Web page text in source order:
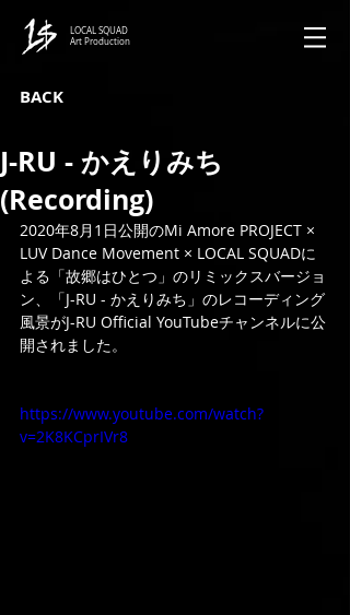
LOCAL SQUAD
Art Production
BACK
J-RU - かえりみち
(Recording)
2020年8月1日公開のMi Amore PROJECT ×
LUV Dance Movement × LOCAL SQUADに
よる「故郷はひとつ」のリミックスバージョ
ン、「J-RU - かえりみち」のレコーディング
風景がJ-RU Official YouTubeチャンネルに公
開されました。
https://www.youtube.com/watch?
v=2K8KCprIVr8